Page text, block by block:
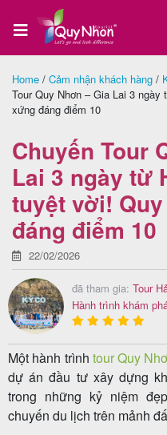
Trang
chủ
Tour
Quy
Nhơn
Tour
Phú
Yên
Tour
Home / Cảm nhận khách hàng /
Tour Quy Nhơn – Gia Lai 3
xứng đáng điểm 10
Chuyến Tour
Lai 3 ngày từ
tuyệt vời!
đáng điểm 10
22/02/2026
đã tham gia: Tour
Hành trình khám
Một hành trình tour Quy
dự án đầu tư xây dựng
trong những kỷ niệm
chuyến du lịch trên mảnh